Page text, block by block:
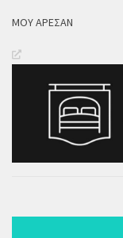
ΜΟΥ ΆΡΕΣΑΝ